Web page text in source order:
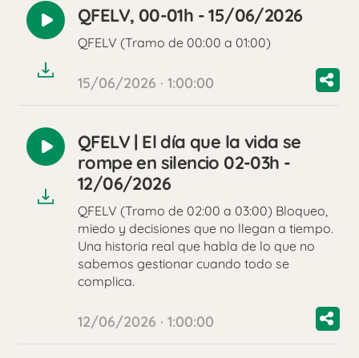
Reproducir
audio
QFELV, 00-01h - 15/06/2026
QFELV (Tramo de 00:00 a 01:00)
15/06/2026 · 1:00:00
Reproducir
audio
QFELV | El día que la vida se
rompe en silencio 02-03h -
12/06/2026
QFELV (Tramo de 02:00 a 03:00) Bloqueo,
miedo y decisiones que no llegan a tiempo.
Una historia real que habla de lo que no
sabemos gestionar cuando todo se
complica.
12/06/2026 · 1:00:00